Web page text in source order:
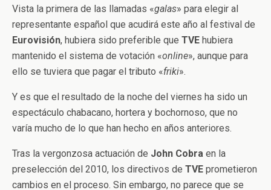
Vista la primera de las llamadas «galas» para elegir al
representante español que acudirá este año al festival de
Eurovisión, hubiera sido preferible que TVE hubiera
mantenido el sistema de votación «online», aunque para
ello se tuviera que pagar el tributo «friki».
Y es que el resultado de la noche del viernes ha sido un
espectáculo chabacano, hortera y bochornoso, que no
varía mucho de lo que han hecho en años anteriores.
Tras la vergonzosa actuación de John Cobra en la
preselección del 2010, los directivos de TVE prometieron
cambios en el proceso. Sin embargo, no parece que se